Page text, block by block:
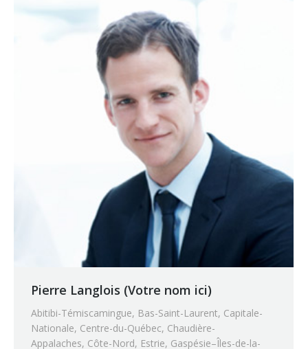
Pierre Langlois (Votre nom ici)
Abitibi-Témiscamingue, Bas-Saint-Laurent, Capitale-
Nationale, Centre-du-Québec, Chaudière-
Appalaches, Côte-Nord, Estrie, Gaspésie–Îles-de-la-